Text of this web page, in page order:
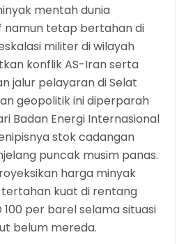
mentah dunia
namun tetap bertahan di
militer di wilayah
konflik AS-Iran serta
jalur pelayaran di Selat
geopolitik ini diperparah
Badan Energi Internasional
stok cadangan
puncak musim panas.
harga minyak
kuat di rentang
100 per barel selama situasi
belum mereda.